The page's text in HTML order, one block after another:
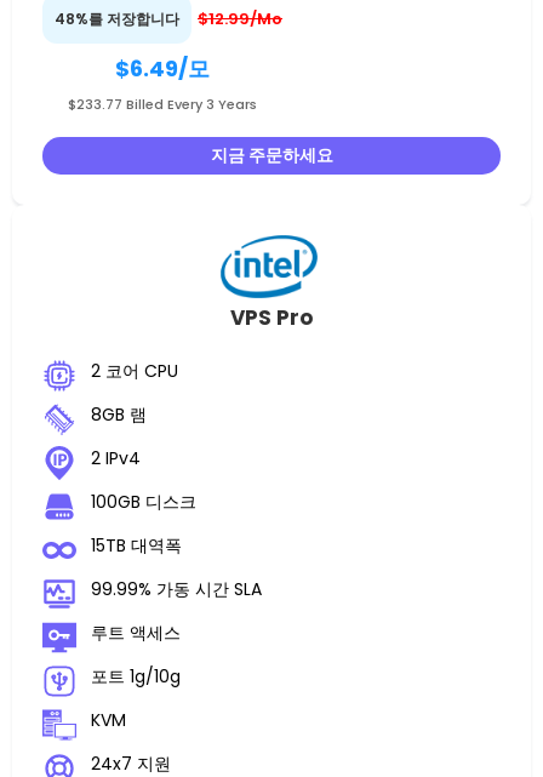
48%를 저장합니다 $12.99/Mo
$6.49/모
$233.77 Billed Every 3 Years
지금 주문하세요
VPS Pro
2 코어 CPU
8GB 램
2 IPv4
100GB 디스크
15TB 대역폭
99.99% 가동 시간 SLA
루트 액세스
포트 1g/10g
KVM
24x7 지원